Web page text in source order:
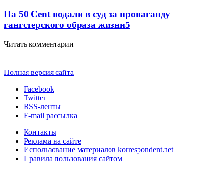
На 50 Cent подали в суд за пропаганду
гангстерского образа жизни5
Читать комментарии
Полная версия сайта
Facebook
Twitter
RSS-ленты
E-mail рассылка
Контакты
Реклама на сайте
Использование материалов korrespondent.net
Правила пользования сайтом